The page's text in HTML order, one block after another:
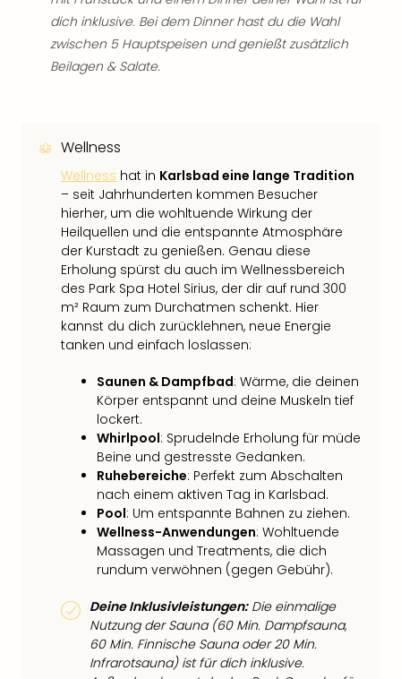
dich inklusive. Bei dem Dinner hast du die Wahl
zwischen 5 Hauptspeisen und genießt zusätzlich
Beilagen & Salate.
Wellness
Wellness hat in Karlsbad eine lange Tradition
– seit Jahrhunderten kommen Besucher
hierher, um die wohltuende Wirkung der
Heilquellen und die entspannte Atmosphäre
der Kurstadt zu genießen. Genau diese
Erholung spürst du auch im Wellnessbereich
des Park Spa Hotel Sirius, der dir auf rund 300
m² Raum zum Durchatmen schenkt. Hier
kannst du dich zurücklehnen, neue Energie
tanken und einfach loslassen:
Saunen & Dampfbad: Wärme, die deinen
Körper entspannt und deine Muskeln tief
lockert.
Whirlpool: Sprudelnde Erholung für müde
Beine und gestresste Gedanken.
Ruhebereiche: Perfekt zum Abschalten
nach einem aktiven Tag in Karlsbad.
Pool: Um entspannte Bahnen zu ziehen.
Wellness-Anwendungen: Wohltuende
Massagen und Treatments, die dich
rundum verwöhnen (gegen Gebühr).
Deine Inklusivleistungen:Die einmalige
Nutzung der Sauna (60 Min. Dampfsauna,
60 Min. Finnische Sauna oder 20 Min.
Infrarotsauna) ist für dich inklusive.